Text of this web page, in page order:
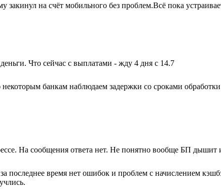
закинул на счёт мобильного без проблем.Всё пока
Что сейчас с выплатами - жду 4 дня с 14.7
банкам наблюдаем задержки со сроками
На сообщения ответа нет. Не понятно вообще БП дышит
последнее время нет ошибок и проблем с начислением